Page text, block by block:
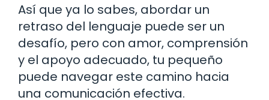
Así que ya lo sabes, abordar un
retraso del lenguaje puede ser un
desafío, pero con amor, comprensión
y el apoyo adecuado, tu pequeño
puede navegar este camino hacia
una comunicación efectiva.